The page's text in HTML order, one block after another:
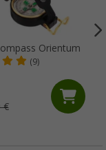
Orientum
(9)
€